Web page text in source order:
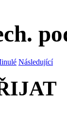
Následující